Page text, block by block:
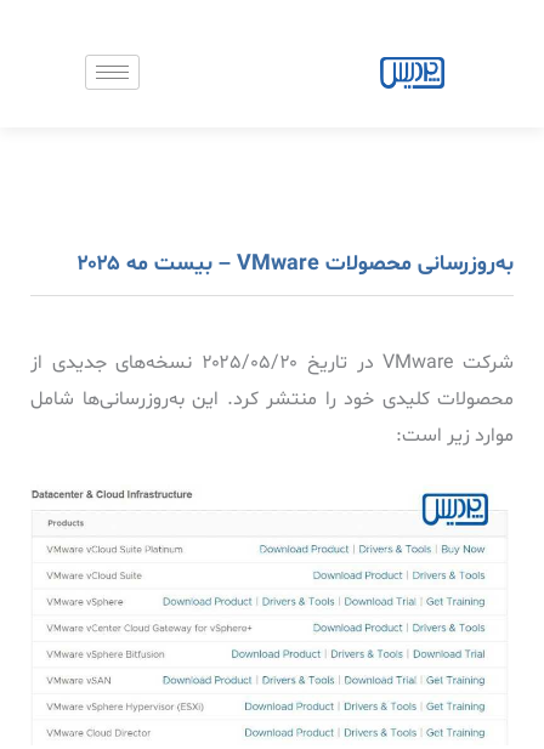
به‌روزرسانی محصولات VMware – بیست مه ۲۰۲۵
شرکت VMware در تاریخ ۲۰۲۵/۰۵/۲۰ نسخه‌های جدیدی از
محصولات کلیدی خود را منتشر کرد. این به‌روزرسانی‌ها شامل
موارد زیر است: